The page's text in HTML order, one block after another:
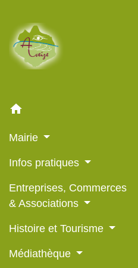
home
Mairie
Infos pratiques
Entreprises, Commerces
& Associations
Histoire et Tourisme
Médiathèque